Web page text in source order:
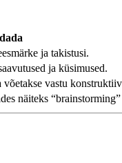
ja takistusi.
ja küsimused.
vastu
näiteks “brainstorming”